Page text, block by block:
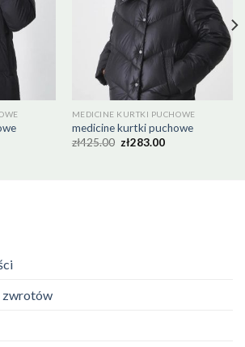
MEDICINE KURTKI PUCHOWE
medicine kurtki puchowe
zł425.00 zł283.00
zwrotów